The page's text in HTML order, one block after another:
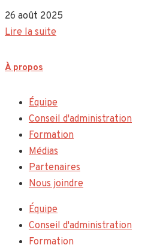
26 août 2025
Lire la suite
À propos
Équipe
Conseil d'administration
Formation
Médias
Partenaires
Nous joindre
Équipe
Conseil d'administration
Formation